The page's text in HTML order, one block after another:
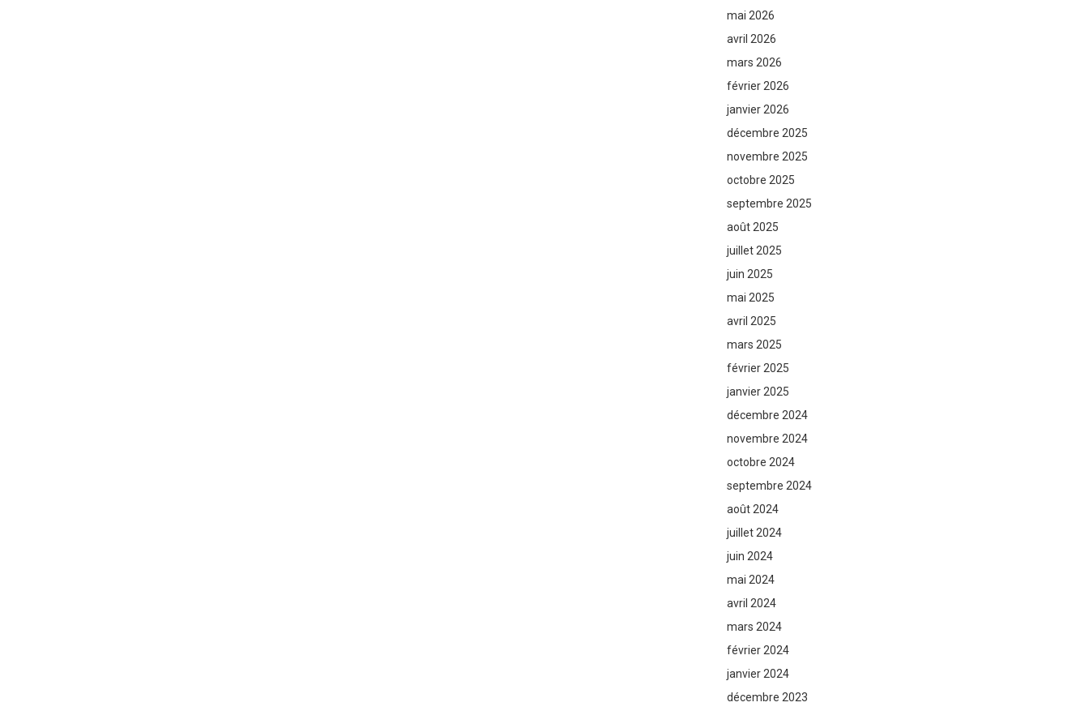
mai 2026
avril 2026
mars 2026
février 2026
janvier 2026
décembre 2025
novembre 2025
octobre 2025
septembre 2025
août 2025
juillet 2025
juin 2025
mai 2025
avril 2025
mars 2025
février 2025
janvier 2025
décembre 2024
novembre 2024
octobre 2024
septembre 2024
août 2024
juillet 2024
juin 2024
mai 2024
avril 2024
mars 2024
février 2024
janvier 2024
décembre 2023